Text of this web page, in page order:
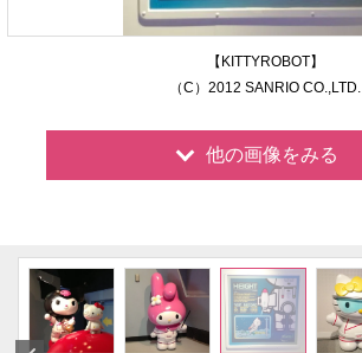
【KITTYROBOT】
（C）2012 SANRIO CO.,LTD.
他の画像をみる